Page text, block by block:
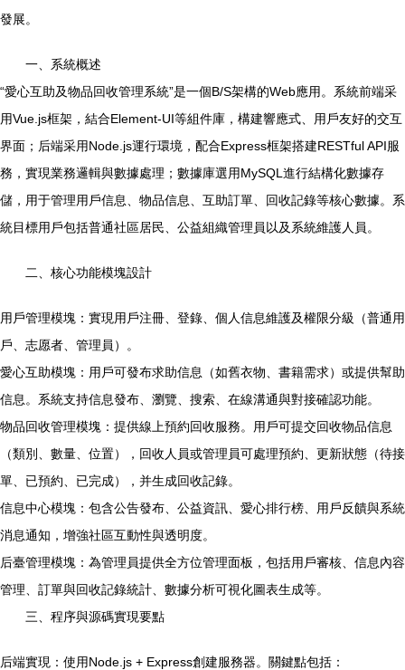
發展。
一、系統概述
“愛心互助及物品回收管理系統”是一個B/S架構的Web應用。系統前端采
用Vue.js框架，結合Element-UI等組件庫，構建響應式、用戶友好的交互
界面；后端采用Node.js運行環境，配合Express框架搭建RESTful API服
務，實現業務邏輯與數據處理；數據庫選用MySQL進行結構化數據存
儲，用于管理用戶信息、物品信息、互助訂單、回收記錄等核心數據。系
統目標用戶包括普通社區居民、公益組織管理員以及系統維護人員。
二、核心功能模塊設計
用戶管理模塊：實現用戶注冊、登錄、個人信息維護及權限分級（普通用
戶、志愿者、管理員）。
愛心互助模塊：用戶可發布求助信息（如舊衣物、書籍需求）或提供幫助
信息。系統支持信息發布、瀏覽、搜索、在線溝通與對接確認功能。
物品回收管理模塊：提供線上預約回收服務。用戶可提交回收物品信息
（類別、數量、位置），回收人員或管理員可處理預約、更新狀態（待接
單、已預約、已完成），并生成回收記錄。
信息中心模塊：包含公告發布、公益資訊、愛心排行榜、用戶反饋與系統
消息通知，增強社區互動性與透明度。
后臺管理模塊：為管理員提供全方位管理面板，包括用戶審核、信息內容
管理、訂單與回收記錄統計、數據分析可視化圖表生成等。
三、程序與源碼實現要點
后端實現：使用Node.js + Express創建服務器。關鍵點包括：